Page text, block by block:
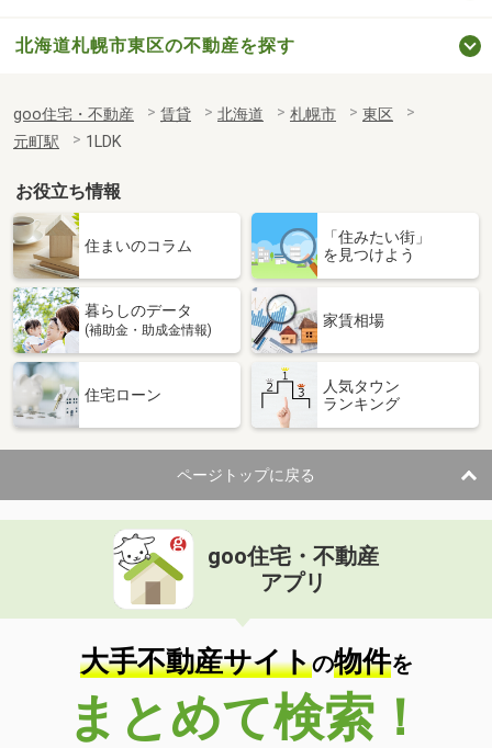
北海道札幌市東区の不動産を探す
goo住宅・不動産 賃貸 北海道 札幌市
東区
元町駅
1LDK
お役立ち情報
住まいのコラム
「住みたい街」
を見つけよう
暮らしのデータ
(補助金・助成金情報)
家賃相場
住宅ローン
人気タウン
ランキング
ページトップに戻る
goo住宅・不動産
アプリ
大手不動産サイトの物件を
まとめて検索！